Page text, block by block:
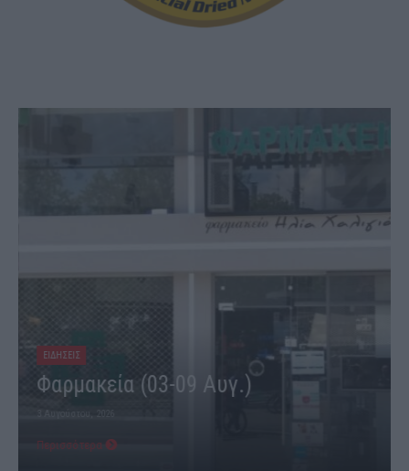
ΕΙΔΗΣΕΙΣ
Φαρμακεία (03-09 Αυγ.)
3 Αυγούστου, 2026
Περισσότερα